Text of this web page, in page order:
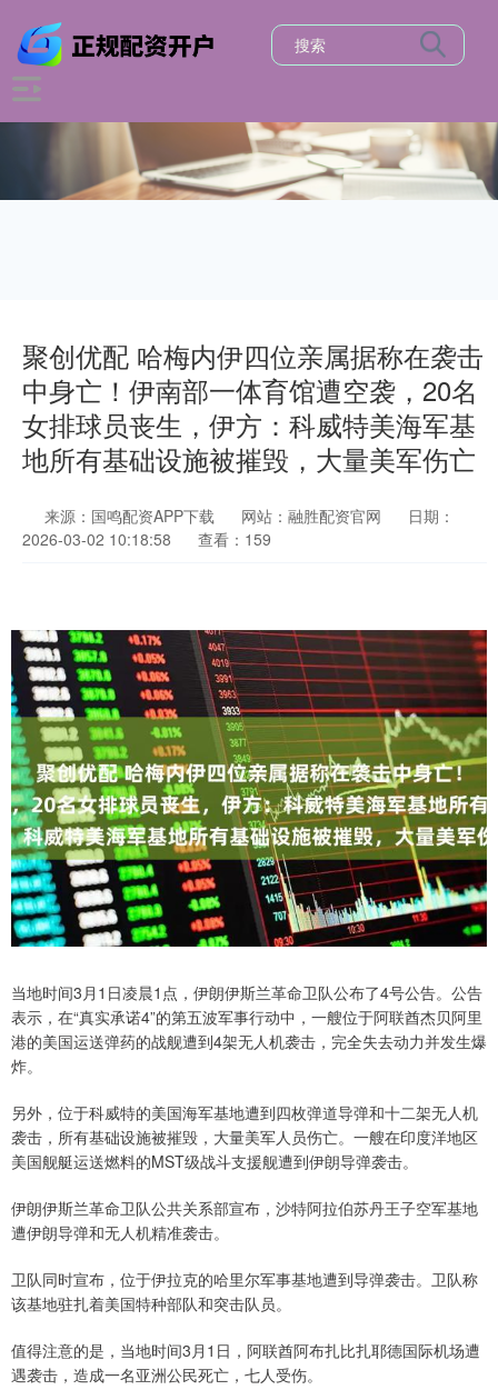
聚创优配 哈梅内伊四位亲属据称在袭击
中身亡！伊南部一体育馆遭空袭，20名
女排球员丧生，伊方：科威特美海军基
地所有基础设施被摧毁，大量美军伤亡
来源：国鸣配资APP下载 网站：融胜配资官网
日期：
2026-03-02 10:18:58
查看：159
当地时间3月1日凌晨1点，伊朗伊斯兰革命卫队公布了4号公告。公告
表示，在“真实承诺4”的第五波军事行动中，一艘位于阿联酋杰贝阿里
港的美国运送弹药的战舰遭到4架无人机袭击，完全失去动力并发生爆
炸。
另外，位于科威特的美国海军基地遭到四枚弹道导弹和十二架无人机
袭击，所有基础设施被摧毁，大量美军人员伤亡。一艘在印度洋地区
美国舰艇运送燃料的MST级战斗支援舰遭到伊朗导弹袭击。
伊朗伊斯兰革命卫队公共关系部宣布，沙特阿拉伯苏丹王子空军基地
遭伊朗导弹和无人机精准袭击。
卫队同时宣布，位于伊拉克的哈里尔军事基地遭到导弹袭击。卫队称
该基地驻扎着美国特种部队和突击队员。
值得注意的是，当地时间3月1日，阿联酋阿布扎比扎耶德国际机场遭
遇袭击，造成一名亚洲公民死亡，七人受伤。